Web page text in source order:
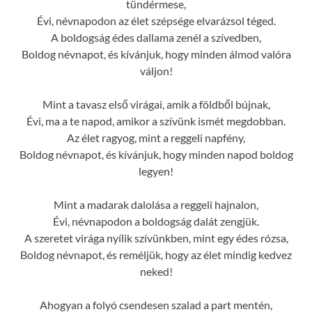
tündérmese,
Évi, névnapodon az élet szépsége elvarázsol téged.
A boldogság édes dallama zenél a szívedben,
Boldog névnapot, és kívánjuk, hogy minden álmod valóra
váljon!
Mint a tavasz első virágai, amik a földből bújnak,
Évi, ma a te napod, amikor a szívünk ismét megdobban.
Az élet ragyog, mint a reggeli napfény,
Boldog névnapot, és kívánjuk, hogy minden napod boldog
legyen!
Mint a madarak dalolása a reggeli hajnalon,
Évi, névnapodon a boldogság dalát zengjük.
A szeretet virága nyílik szívünkben, mint egy édes rózsa,
Boldog névnapot, és reméljük, hogy az élet mindig kedvez
neked!
Ahogyan a folyó csendesen szalad a part mentén,